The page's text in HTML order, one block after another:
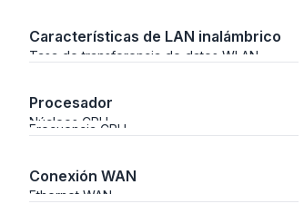
Características de LAN inalámbrico
Tasa de transferencia de datos WLAN
Procesador
Núcleos CPU
Frecuencia CPU
Conexión WAN
Ethernet WAN